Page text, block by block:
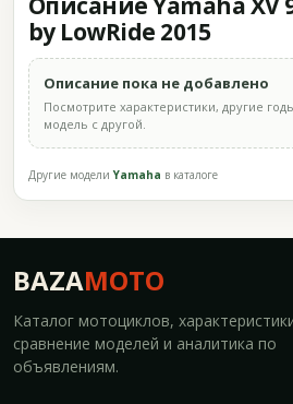
by LowRide 2015
Описание пока не добавлено
Посмотрите характеристики, другие
модель с другой.
Другие моделиYamaha в каталоге
BAZAMOTO
Каталог мотоциклов,
сравнение моделей и аналитика по
объявлениям.